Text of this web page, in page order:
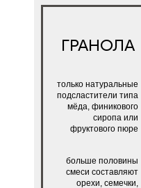
ГРАНОЛА
только натуральные
подсластители типа
мёда, финикового
сиропа или
фруктового пюре
больше половины
смеси составляют
орехи, семечки,